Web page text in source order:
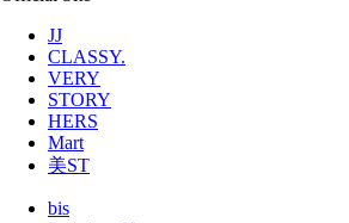
JJ
CLASSY.
VERY
STORY
HERS
Mart
美ST
bis